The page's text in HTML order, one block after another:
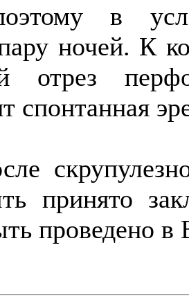
в
ночей. К
отрез
спонтанная
принято
проведено в